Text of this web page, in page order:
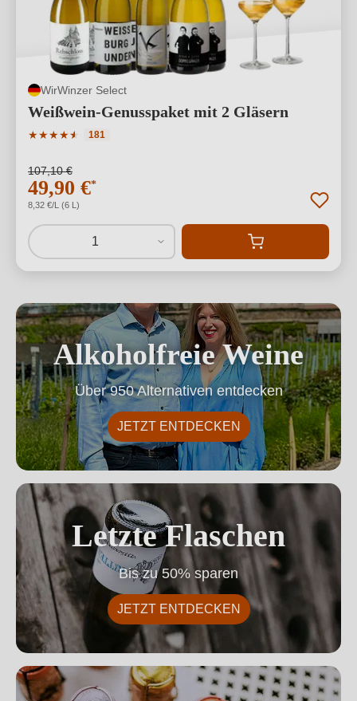
WirWinzer Select
Weißwein-Genusspaket mit 2 Gläsern
★★★★★
★
Durchschnittliche Bewertung von 4.91 von 5 Sternen
181
107,10 €
49,90 €*
8,32 €/L (6 L)
1
Alkoholfreie Weine
Alkoholfreie Weine
Über 950 Alternativen entdecken
JETZT ENTDECKEN
Letzte Flaschen
Letzte Flaschen
Bis zu 50% sparen
JETZT ENTDECKEN
Schaumwein